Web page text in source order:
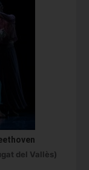
del Vallès)